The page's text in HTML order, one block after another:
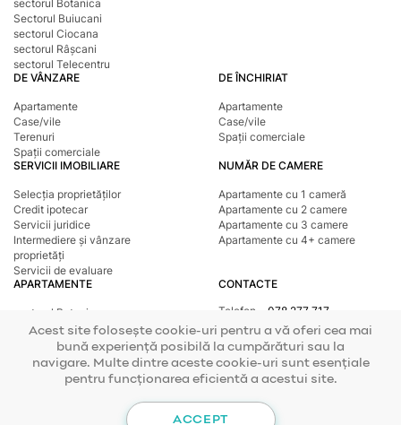
sectorul Botanica
Sectorul Buiucani
sectorul Ciocana
sectorul Râșcani
sectorul Telecentru
DE VÂNZARE
Apartamente
Case/vile
Terenuri
Spații comerciale
DE ÎNCHIRIAT
Apartamente
Case/vile
Spații comerciale
SERVICII IMOBILIARE
Selecția proprietăților
Credit ipotecar
Servicii juridice
Intermediere și vânzare
proprietăți
Servicii de evaluare
NUMĂR DE CAMERE
Apartamente cu 1 cameră
Apartamente cu 2 camere
Apartamente cu 3 camere
Apartamente cu 4+ camere
APARTAMENTE
sectorul Botanica
sectorul Buiucani
sectorul Centru
sectorul Ciocana
sectorul Râșcani
sectorul Telecentru
CONTACTE
Telefon
078 277 717
Adresa
str. Tighina, 24
E-mail
office@mirax.md
© 2026 Copyright Mirax Imobiliare
Elaborarea siteului - ilab.md
Acest site folosește cookie-uri pentru a vă oferi cea mai
bună experiență posibilă la cumpărături sau la
navigare. Multe dintre aceste cookie-uri sunt esențiale
pentru funcționarea eficientă a acestui site.
ACCEPT